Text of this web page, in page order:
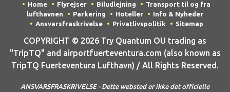
Home Flyrejser Biludlejning
Transport til og fra
lufthavnen
Parkering Hoteller
Info & Nyheder
Ansvarsfraskrivelse
Privatlivspolitik Sitemap
COPYRIGHT © 2026 Try Quantum OU trading as
"TripTQ" and airportfuerteventura.com (also known as
TripTQ Fuerteventura Lufthavn) / All Rights Reserved.
ANSVARSFRASKRIVELSE - Dette websted er ikke det officielle